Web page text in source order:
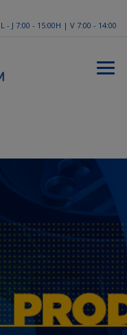
L - J 7:00 - 15:00H | V 7:00 - 14:00